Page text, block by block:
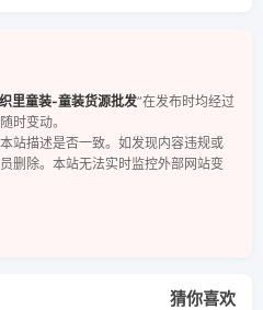
里童装-童装货源批发”在发布时均经过
时变动。
站描述是否一致。如发现内容违规或
删除。本站无法实时监控外部网站变
猜你喜欢